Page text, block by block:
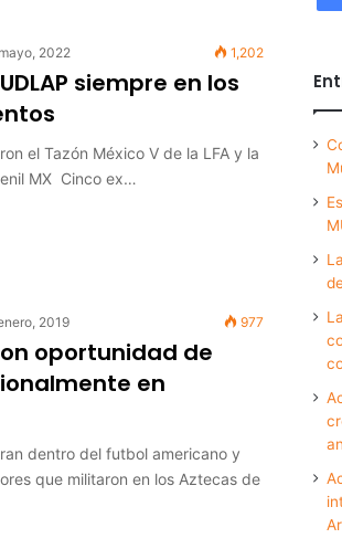
2022 1,202
siempre en los
el Tazón México V de la LFA y la
MX Cinco ex…
2019 977
oportunidad de
en
dentro del futbol americano y
que militaron en los Aztecas de